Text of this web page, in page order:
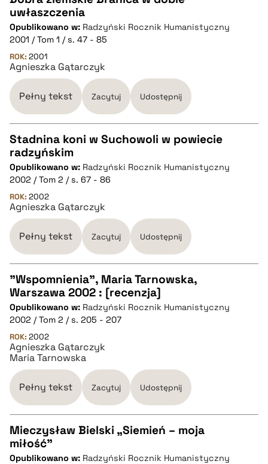
CZYSTY TEKST
pobierz cytat
BIBTEX
pobierz cytat
uwłaszczenia
Opublikowano w: Radzyński Rocznik Humanistyczny
2001 / Tom 1 / s. 47 - 85
ROK: 2001
Agnieszka Gątarczyk
Pełny tekst Zacytuj Udostępnij
CZYSTY TEKST
pobierz cytat
BIBTEX
pobierz cytat
Stadnina koni w Suchowoli w powiecie
radzyńskim
Opublikowano w: Radzyński Rocznik Humanistyczny
2002 / Tom 2 / s. 67 - 86
ROK: 2002
Agnieszka Gątarczyk
Pełny tekst Zacytuj Udostępnij
CZYSTY TEKST
pobierz cytat
BIBTEX
pobierz cytat
"Wspomnienia", Maria Tarnowska,
Warszawa 2002 : [recenzja]
Opublikowano w: Radzyński Rocznik Humanistyczny
2002 / Tom 2 / s. 205 - 207
ROK: 2002
Agnieszka Gątarczyk
Maria Tarnowska
Pełny tekst Zacytuj Udostępnij
CZYSTY TEKST
Mieczysław Bielski „Siemień – moja
miłość”
Opublikowano w: Radzyński Rocznik Humanistyczny